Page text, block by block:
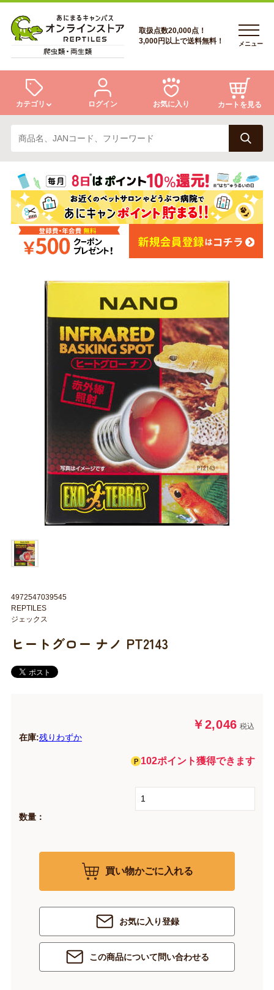
会員登録
あにまるキャンパスについて
アフターサービス
お問い合わせ
取扱点数20,000点！
3,000円以上で送料無料！
メニュー
カテゴリ
トカゲ ヘビ
カメ 両生類
ログイン お気に入り カートを見る
あにまるキャンパスについて
アフターサービス
商品リクエスト
お買い物ガイド
ヒートグロー ナノ PT2143
￥2,046 税込
在庫:残りわずか
102ポイント獲得できます
数量：
買い物かごに入れる
お気に入り登録
この商品について問い合わせる
4972547039545
REPTILES
ジェックス